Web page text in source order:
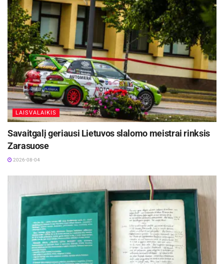
LAISVALAIKIS
Savaitgalį geriausi Lietuvos slalomo meistrai rinksis
Zarasuose
2026-08-04